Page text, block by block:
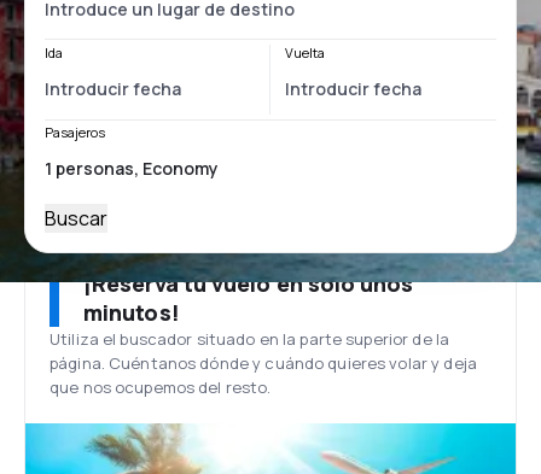
Ida Vuelta
Pasajeros
Buscar
¡Reserva tu vuelo en solo unos
minutos!
Utiliza el buscador situado en la parte superior de la
página. Cuéntanos dónde y cuándo quieres volar y deja
que nos ocupemos del resto.